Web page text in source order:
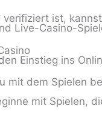
ist,
Live-Casino-
Einstieg ins
mit dem Spielen
mit Spielen,